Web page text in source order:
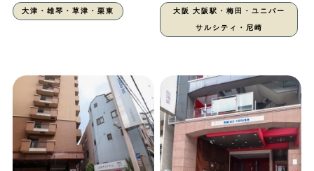
大津・雄琴・草津・栗東 大阪 大阪駅・梅田・ユニバー
サルシティ・尼崎